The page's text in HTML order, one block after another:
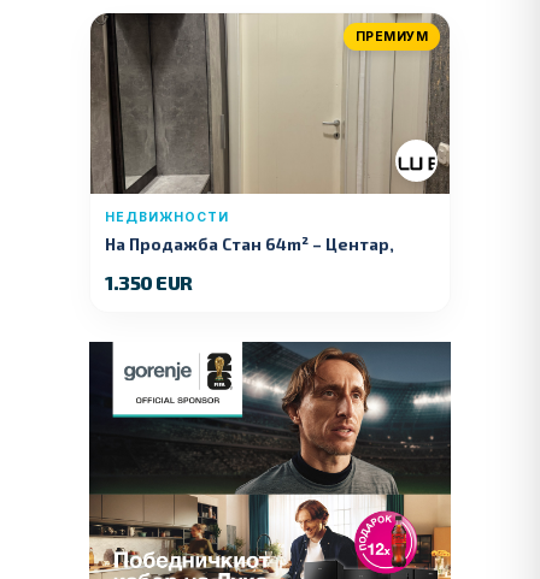
ПРЕМИУМ
НЕДВИЖНОСТИ
На Продажба Стан 64m² – Центар,
1.350 EUR